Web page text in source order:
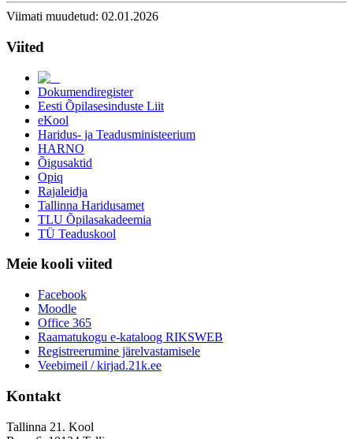
Viimati muudetud: 02.01.2026
Viited
Dokumendiregister
Eesti Õpilasesinduste Liit
eKool
Haridus- ja Teadusministeerium
HARNO
Õigusaktid
Opiq
Rajaleidja
Tallinna Haridusamet
TLU Õpilasakadeemia
TÜ Teaduskool
Meie kooli viited
Facebook
Moodle
Office 365
Raamatukogu e-kataloog RIKSWEB
Registreerumine järelvastamisele
Veebimeil / kirjad.21k.ee
Kontakt
Tallinna 21. Kool